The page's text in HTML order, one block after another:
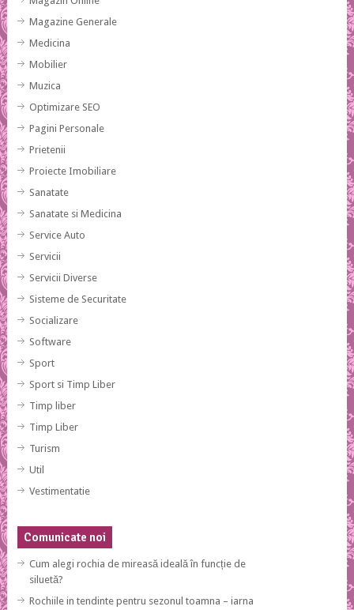
Magazine Generale
Medicina
Mobilier
Muzica
Optimizare SEO
Pagini Personale
Prietenii
Proiecte Imobiliare
Sanatate
Sanatate si Medicina
Service Auto
Servicii
Servicii Diverse
Sisteme de Securitate
Socializare
Software
Sport
Sport si Timp Liber
Timp liber
Timp Liber
Turism
Util
Vestimentatie
Comunicate noi
Cum alegi rochia de mireasă ideală în funcție de
siluetă?
Rochiile in tendinte pentru sezonul toamna – iarna